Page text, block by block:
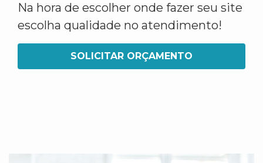
Na hora de escolher onde fazer seu site
escolha qualidade no atendimento!
SOLICITAR ORÇAMENTO